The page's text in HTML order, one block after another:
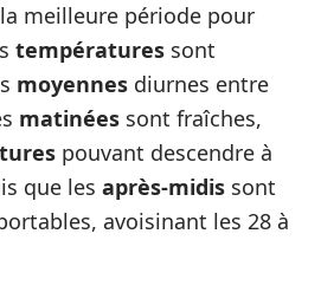
meilleure période pour
températures sont
moyennes diurnes entre
matinées sont fraîches,
pouvant descendre à
que les après-midis sont
avoisinant les 28 à